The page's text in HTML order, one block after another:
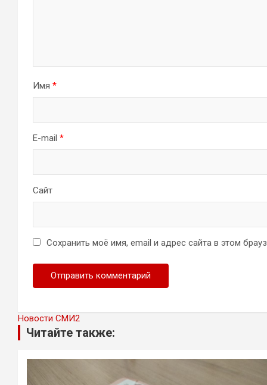
Имя *
E-mail *
Сайт
Сохранить моё имя, email и адрес сайта в этом
Новости СМИ2
Читайте также: